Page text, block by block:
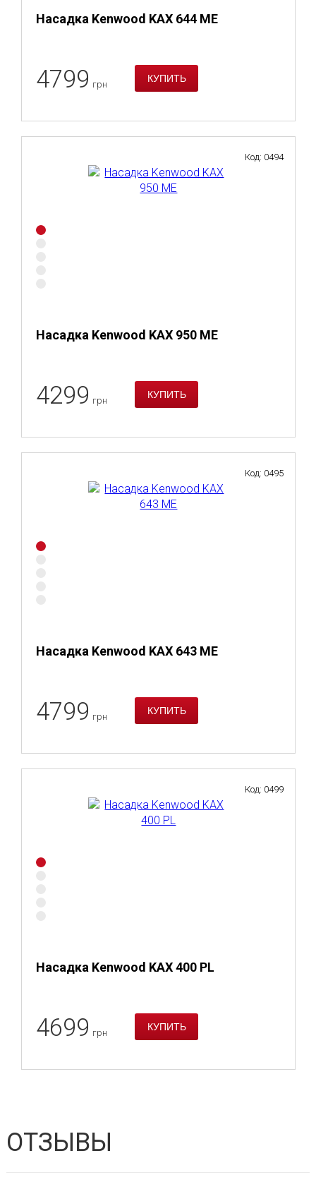
Насадка Kenwood KAX 644 ME
4799 грн
Насадка Kenwood KAX 950 ME
Код: 0494
4299 грн
Насадка Kenwood KAX 643 ME
Код: 0495
4799 грн
Насадка Kenwood KAX 400 PL
Код: 0499
4699 грн
ОТЗЫВЫ